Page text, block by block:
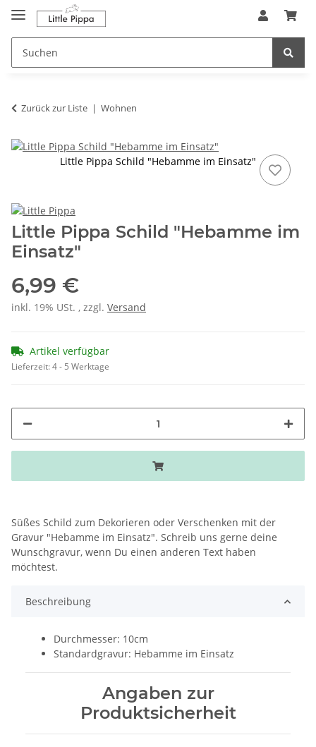
Zum Hauptinhalt springen
springen
Zurück zur Liste Wohnen
Little Pippa Schild "Hebamme im Einsatz"
Little Pippa Schild "Hebamme im
Einsatz"
6,99 €
inkl. 19% USt. , zzgl. Versand
Artikel verfügbar
Lieferzeit:4 - 5 Werktage
Süßes Schild zum Dekorieren oder Verschenken mit der
Gravur "Hebamme im Einsatz". Schreib uns gerne deine
Wunschgravur, wenn Du einen anderen Text haben
möchtest.
Beschreibung
Durchmesser: 10cm
Standardgravur: Hebamme im Einsatz
Angaben zur
Produktsicherheit